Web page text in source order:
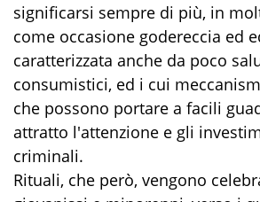
significarsi sempre di più, in
come occasione godereccia ed
caratterizzata anche da poco
consumistici, ed i cui
che possono portare a facili
attratto l'attenzione e gli
criminali.
Rituali, che però, vengono